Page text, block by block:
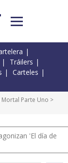
Tráilers
Carteles
Parte Uno >
'El día de